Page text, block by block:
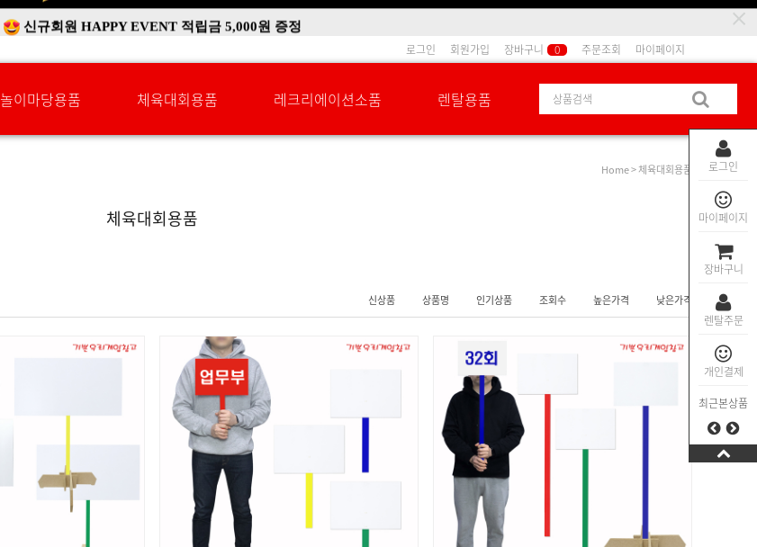
신규회원 HAPPY EVENT 적립금 5,000원 증정
로그인
마이페이지
장바구니
렌탈주문
개인결제
최근본상품
로그인 회원가입 장바구니 0 주문조회 마이페이지
놀이마당용품 체육대회용품 레크리에이션소품 렌탈용품
Home>체육대회용품
체육대회용품
신상품 상품명 인기상품 조회수 높은가격 낮은가격